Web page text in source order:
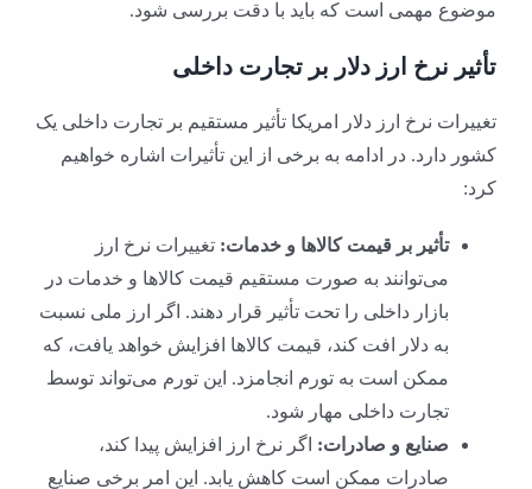
موضوع مهمی است که باید با دقت بررسی شود.
تأثیر نرخ ارز دلار بر تجارت داخلی
تغییرات نرخ ارز دلار امریکا تأثیر مستقیم بر تجارت داخلی یک
کشور دارد. در ادامه به برخی از این تأثیرات اشاره خواهیم
کرد:
تأثیر بر قیمت کالاها و خدمات: تغییرات نرخ ارز
می‌توانند به صورت مستقیم قیمت کالاها و خدمات در
بازار داخلی را تحت تأثیر قرار دهند. اگر ارز ملی نسبت
به دلار افت کند، قیمت کالاها افزایش خواهد یافت، که
ممکن است به تورم انجامزد. این تورم می‌تواند توسط
تجارت داخلی مهار شود.
صنایع و صادرات: اگر نرخ ارز افزایش پیدا کند،
صادرات ممکن است کاهش یابد. این امر برخی صنایع